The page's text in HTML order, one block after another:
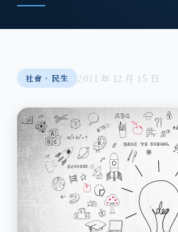
社會‧民生 2011 年 12 月 15 日